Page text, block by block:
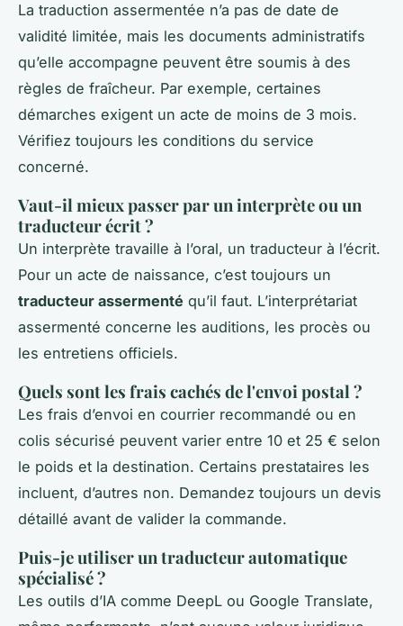
La traduction assermentée n’a pas de date de
validité limitée, mais les documents administratifs
qu’elle accompagne peuvent être soumis à des
règles de fraîcheur. Par exemple, certaines
démarches exigent un acte de moins de 3 mois.
Vérifiez toujours les conditions du service
concerné.
Vaut-il mieux passer par un interprète ou un
traducteur écrit ?
Un interprète travaille à l’oral, un traducteur à l’écrit.
Pour un acte de naissance, c’est toujours un
traducteur assermenté qu’il faut. L’interprétariat
assermenté concerne les auditions, les procès ou
les entretiens officiels.
Quels sont les frais cachés de l'envoi postal ?
Les frais d’envoi en courrier recommandé ou en
colis sécurisé peuvent varier entre 10 et 25 € selon
le poids et la destination. Certains prestataires les
incluent, d’autres non. Demandez toujours un devis
détaillé avant de valider la commande.
Puis-je utiliser un traducteur automatique
spécialisé ?
Les outils d’IA comme DeepL ou Google Translate,